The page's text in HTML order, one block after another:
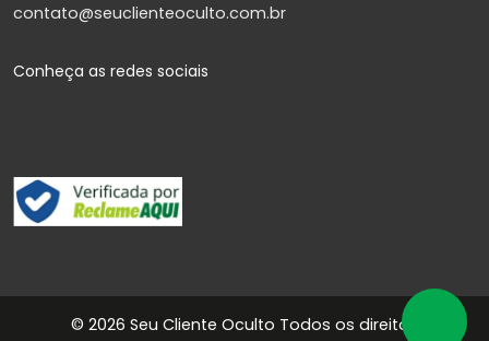
contato@seuclienteoculto.com.br
Conheça as redes sociais
© 2026 Seu Cliente Oculto Todos os direitos